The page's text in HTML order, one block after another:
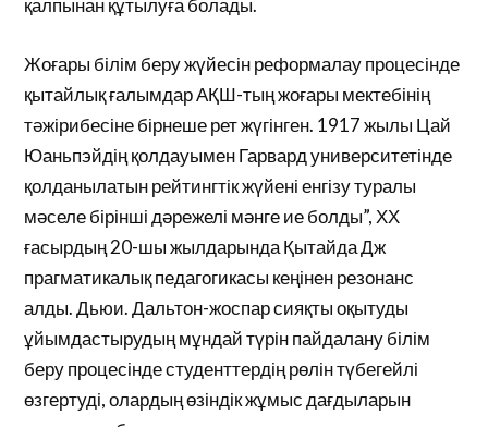
қалпынан құтылуға болады.
Жоғары білім беру жүйесін реформалау процесінде
қытайлық ғалымдар АҚШ-тың жоғары мектебінің
тәжірибесіне бірнеше рет жүгінген. 1917 жылы Цай
Юаньпэйдің қолдауымен Гарвард университетінде
қолданылатын рейтингтік жүйені енгізу туралы
мәселе бірінші дәрежелі мәнге ие болды”, ХХ
ғасырдың 20-шы жылдарында Қытайда Дж
прагматикалық педагогикасы кеңінен резонанс
алды. Дьюи. Дальтон-жоспар сияқты оқытуды
ұйымдастырудың мұндай түрін пайдалану білім
беру процесінде студенттердің рөлін түбегейлі
өзгертуді, олардың өзіндік жұмыс дағдыларын